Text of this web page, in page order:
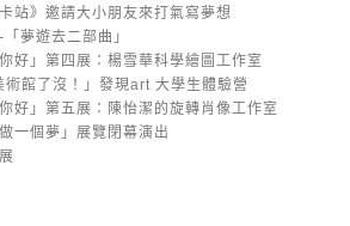
卡站》邀請大小朋友來打氣寫夢想
夢遊去二部曲」
你好」第四展：楊雪華科學繪圖工作室
術館了沒！」發現art 大學生體驗營
你好」第五展：陳怡潔的旋轉肖像工作室
做一個夢」展覽閉幕演出